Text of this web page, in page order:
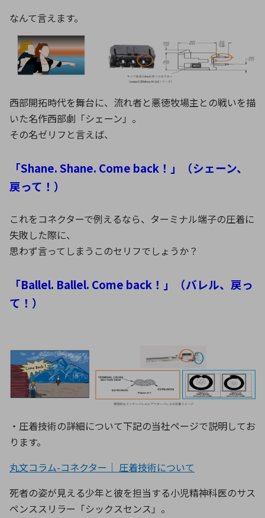
なんて言えます。
西部開拓時代を舞台に、流れ者と悪徳牧場主との戦いを描
いた名作西部劇「シェーン」。
その名ゼリフと言えば、
「Shane. Shane. Come back！」（シェーン、
戻って！）
これをコネクターで例えるなら、ターミナル端子の圧着に
失敗した際に、
思わず言ってしまうこのセリフでしょうか？
「Ballel. Ballel. Come back！」（バレル、戻っ
て！）
・圧着技術の詳細について下記の当社ページで説明してお
ります。
丸文コラム-コネクター｜ 圧着技術について
死者の姿が見える少年と彼を担当する小児精神科医のサス
ペンススリラー「シックスセンス」。